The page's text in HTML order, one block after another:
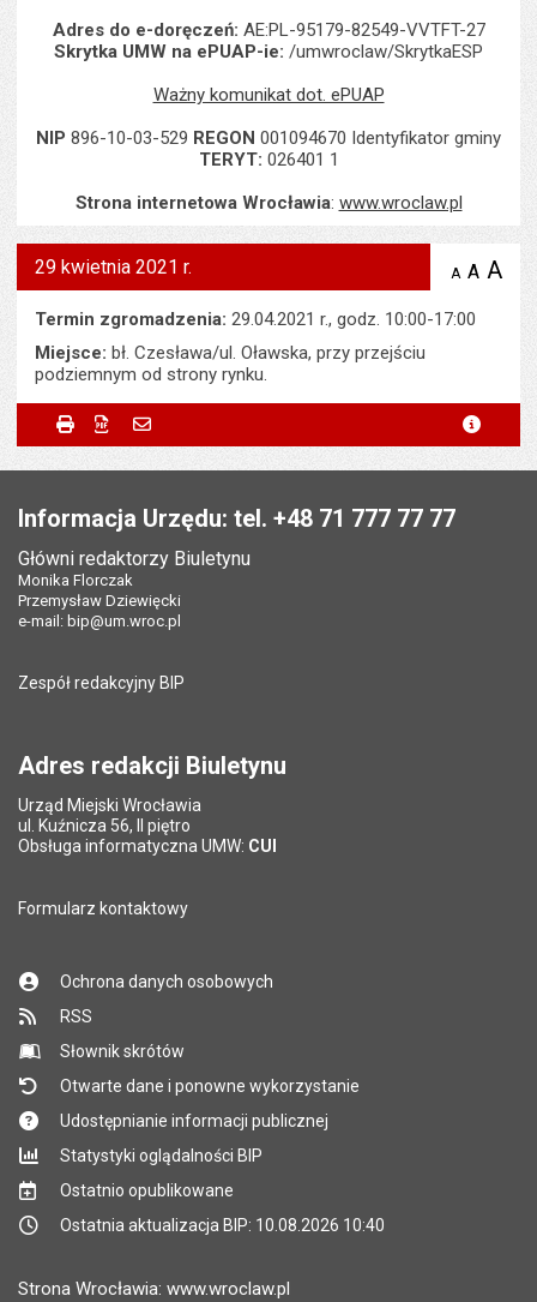
Adres do e-doręczeń: AE:PL-95179-82549-VVTFT-27
Skrytka UMW na ePUAP-ie: /umwroclaw/SkrytkaESP
Ważny komunikat dot. ePUAP
NIP 896-10-03-529 REGON 001094670 Identyfikator gminy
TERYT: 026401 1
Strona internetowa Wrocławia: www.wroclaw.pl
29 kwietnia 2021 r. A zmniejsz
A A
Termin zgromadzenia: 29.04.2021 r., godz. 10:00-17:00
Miejsce: bł. Czesława/ul. Oławska, przy przejściu
podziemnym od strony rynku.
Metryczka
Odpowiedzialny za treść:
Liczba wyświetleń:
Powiadom znajomego
Powiadom znajomego
Twoje imię i nazwisko
Twój adres e-mail Pole wymagane
Tytuł e-mailaPole wymagane
*
Adres e-mail znajomego
Pytanie antyspamowe
*
Pole wymagane
Drukuj Zapisz do PDF
Informacja Urzędu: tel. +48 71 777 77 77
Główni redaktorzy Biuletynu
Monika Florczak
Przemysław Dziewięcki
e-mail: bip@um.wroc.pl
Zespół redakcyjny BIP
Adres redakcji Biuletynu
Urząd Miejski Wrocławia
ul. Kuźnicza 56, II piętro
Obsługa informatyczna UMW: CUI
Formularz kontaktowy
Ochrona danych osobowych
RSS
Słownik skrótów
Otwarte dane i ponowne wykorzystanie
Udostępnianie informacji publicznej
Statystyki oglądalności BIP
Ostatnio opublikowane
Ostatnia aktualizacja BIP: 10.08.2026 10:40
Strona Wrocławia: www.wroclaw.pl